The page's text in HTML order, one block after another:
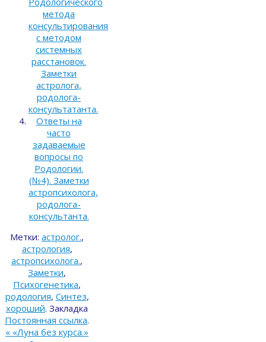
метода
консультирования
с методом
системных
расстановок.
Заметки
астролога,
родолога-
консультатанта.
Ответы на
часто
задаваемые
вопросы по
Родологии.
(№4). Заметки
астропсихолога,
родолога-
консультанта.
Метки: астролог.,
астрология,
астропсихолога.,
Заметки,
Психогенетика,
родология, Синтез,
хороший. Закладка
Постоянная ссылка.
« «Луна без курса.»